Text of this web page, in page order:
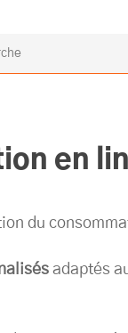
& loisirsen
du
adaptés